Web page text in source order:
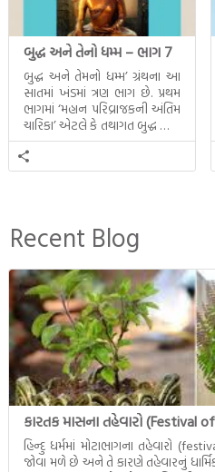
બુદ્ધ અને તેનો ધમ્મ – ભાગ 7
બુદ્ધ અને તેમનો ધમ્મ’ ગ્રંથના આ
સાતમાં ખંડમાં ત્રણ ભાગ છે. પ્રથમ
ભાગમાં ‘મહાન પરિવ્રાજકની અંતિમ
ચારિકા’ એટલે કે તથાગત બુદ્ધ સાથે
સતત પરિભ્રમણ કરતા સહચારીઓ
સાથે ફરી એકવારની
મુલાકાત, બીજા ભાગમાં તથાગતે
ઉત્તરાધિકારી તરીકે સ્થાપે છે તે
દૃશ્યો અંકિત થયાં છે. ટૂંકમાં બુદ્ધનાં
જીવનના અંતિમ દિવસોની યાત્રાનો
પરિપાક જોવા મળે […]
Recent Blog
કારતક માસના તહેવારો (Festival
હિન્દુ ધર્મમાં મોટાભાગના તહેવારો
જોવા મળે છે અને તે કારણે તહેવારનું